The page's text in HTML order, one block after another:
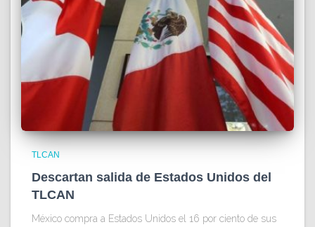
TLCAN
Descartan salida de Estados Unidos del
TLCAN
México compra a Estados Unidos el 16 por ciento de sus